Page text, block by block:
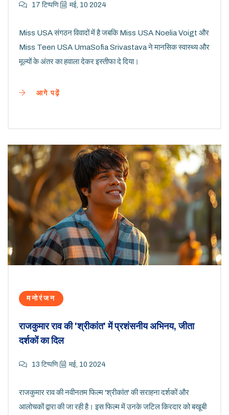
17 टिप्पणि मई, 10 2024
Miss USA संगठन विवादों में है जबकि Miss USA Noelia Voigt और
Miss Teen USA UmaSofia Srivastava ने मानसिक स्वास्थ्य और
मूल्यों के अंतर का हवाला देकर इस्तीफा दे दिया।
आगे पढ़ें
मनोरंजन
राजकुमार राव की 'श्रीकांत' में प्रशंसनीय अभिनय, जीता
दर्शकों का दिल
13 टिप्पणि मई, 10 2024
राजकुमार राव की नवीनतम फिल्म 'श्रीकांत' की सराहना दर्शकों और
आलोचकों द्वारा की जा रही है। इस फिल्म में उनके जटिल किरदार को बखूबी